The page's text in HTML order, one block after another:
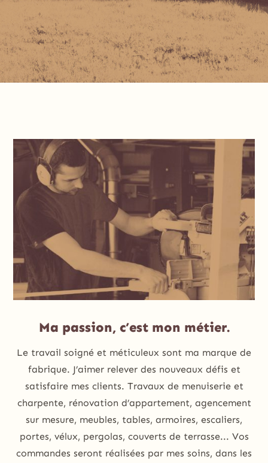
Ma passion, c’est mon métier.
Le travail soigné et méticuleux sont ma marque de
fabrique. J’aimer relever des nouveaux défis et
satisfaire mes clients. Travaux de menuiserie et
charpente, rénovation d’appartement, agencement
sur mesure, meubles, tables, armoires, escaliers,
portes, vélux, pergolas, couverts de terrasse... Vos
commandes seront réalisées par mes soins, dans les